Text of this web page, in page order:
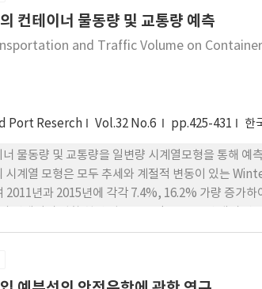
컨테이너 물동량 및 교통량 예측
and Traffic Volume on
Port Reserch Vol.32 No.6 pp.425-431 한
물동량 및 교통량을 일변량 시계열모형을 통해 예
시계열 모형은 모두 추세와 계절적 변동이 있는
2011년과 2015년에 각각 7.4%, 16.2% 가량 증가
항에 대한 컨테이너 선박의 교통량은 2011년과